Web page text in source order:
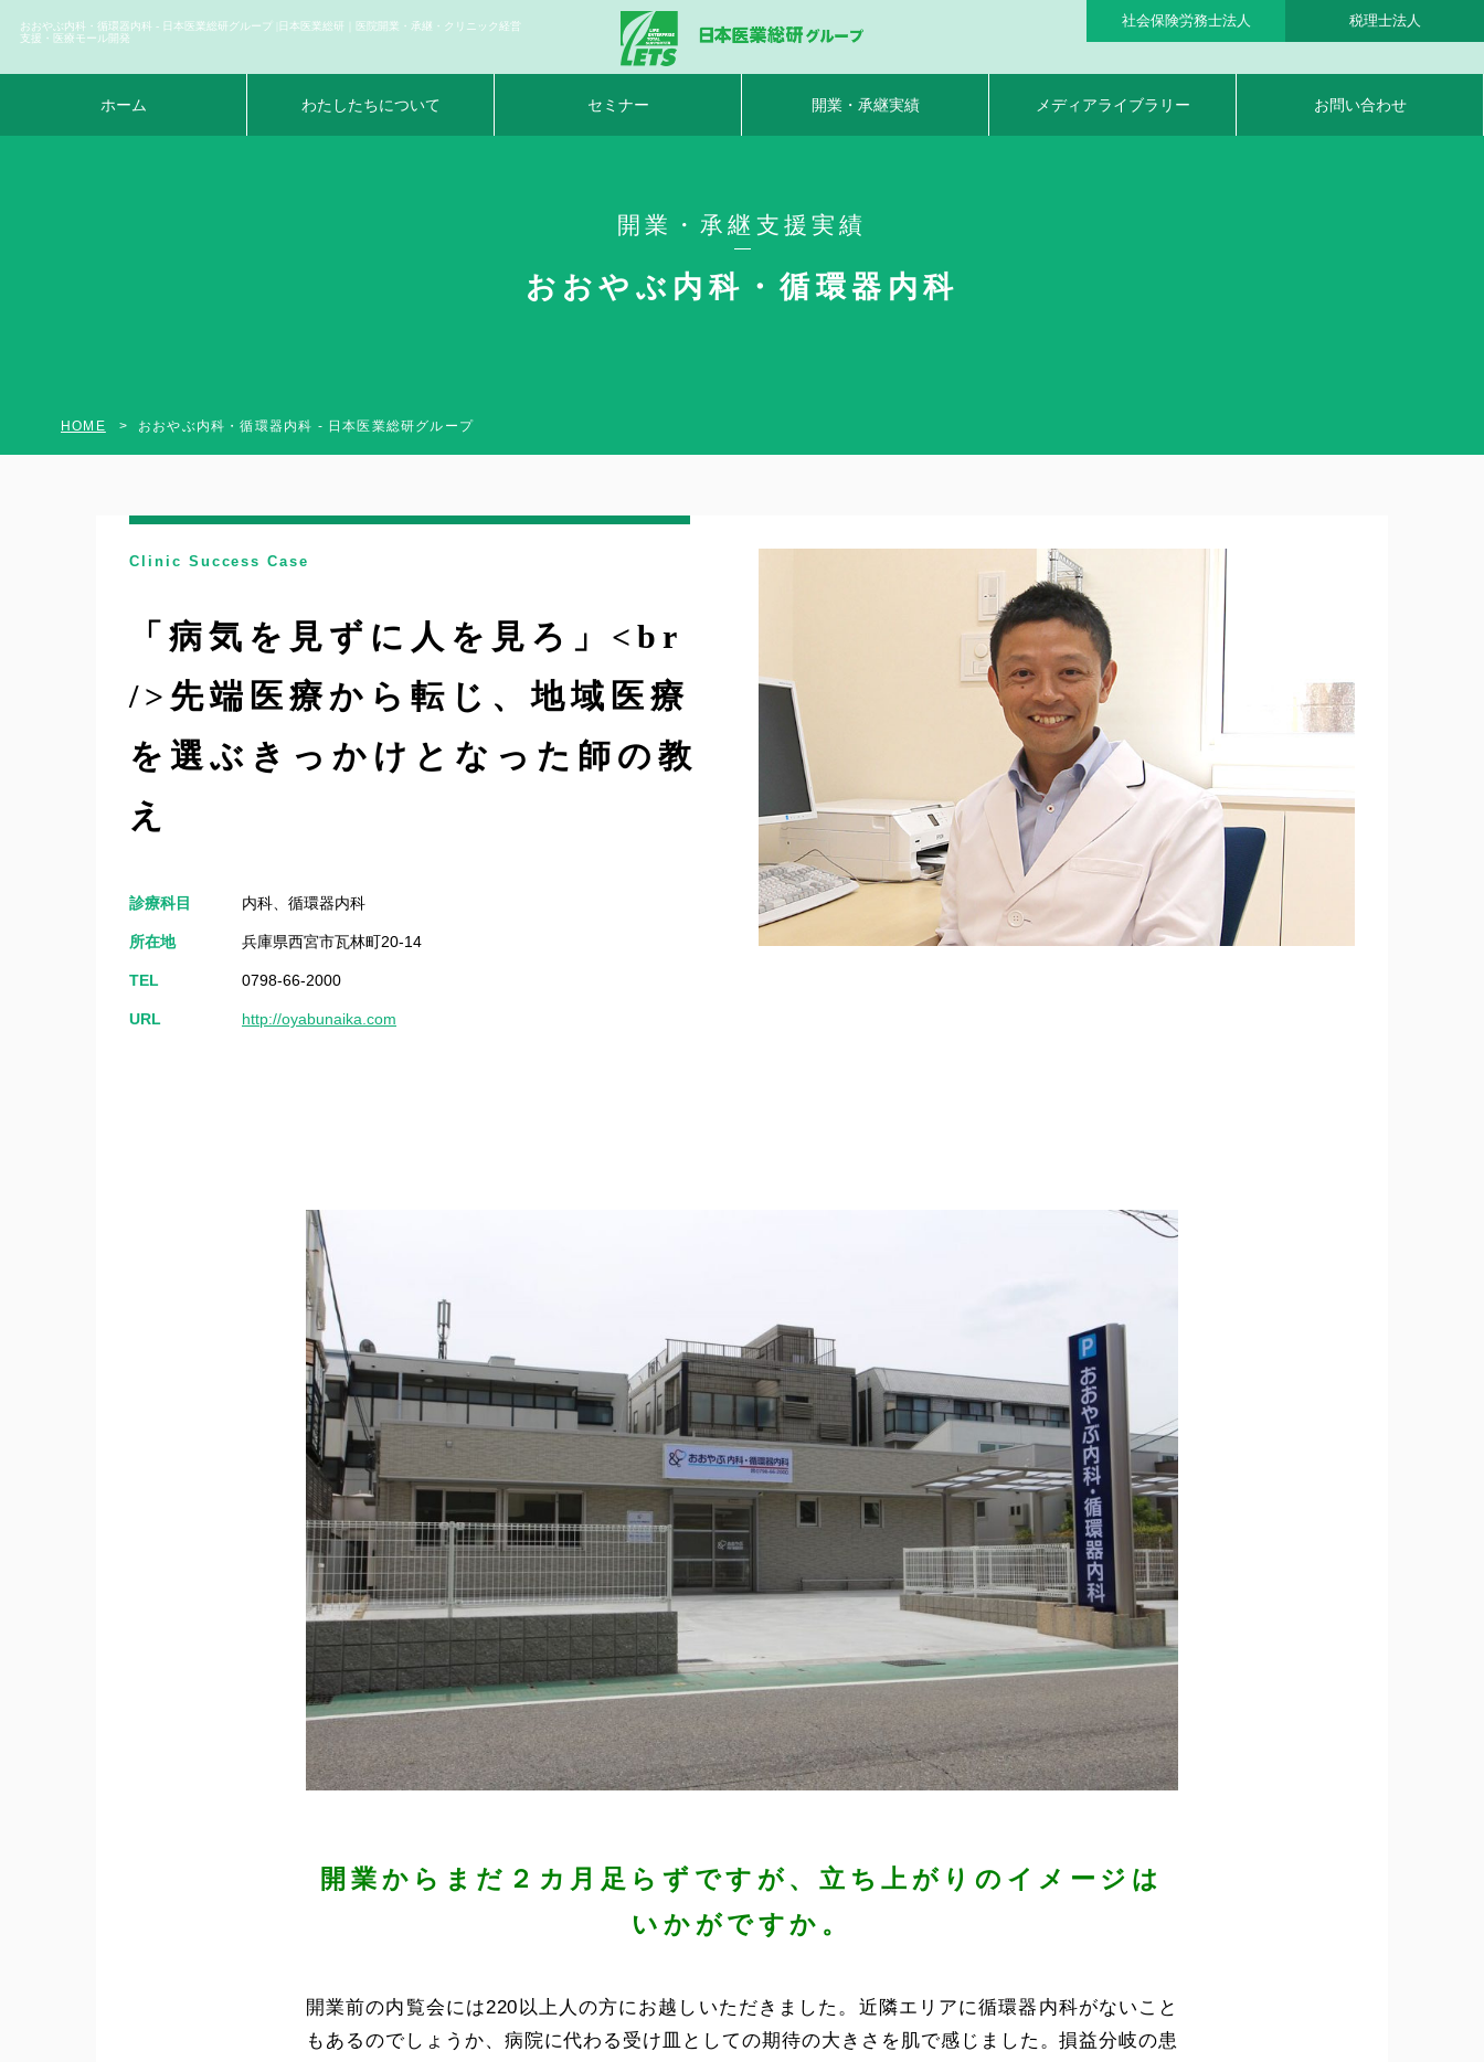
おおやぶ内科・循環器内科 - 日本医業総研グループ |日本医業総研｜医院開業・承継・クリニック経営
支援・医療モール開発
社会保険労務士法人 税理士法人
ホーム わたしたちについて セミナー 開業・承継実績 メディアライブラリー お問い合わせ
開業・承継支援実績
おおやぶ内科・循環器内科
HOME おおやぶ内科・循環器内科 - 日本医業総研グループ
Clinic Success Case
「病気を見ずに人を見ろ」<br
/>先端医療から転じ、地域医療
を選ぶきっかけとなった師の教
え
診療科目 内科、循環器内科
所在地 兵庫県西宮市瓦林町20-14
TEL 0798-66-2000
URL http://oyabunaika.com
開業からまだ２カ月足らずですが、立ち上がりのイメージは
いかがですか。
開業前の内覧会には220以上人の方にお越しいただきました。近隣エリアに循環器内科がないこと
もあるのでしょうか、病院に代わる受け皿としての期待の大きさを肌で感じました。損益分岐の患